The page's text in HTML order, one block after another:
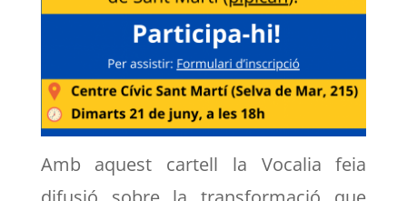
Amb aquest cartell la Vocalia feia